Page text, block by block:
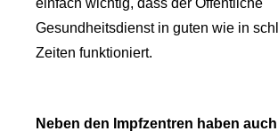
Gesundheitsdienst in guten wie in
Zeiten funktioniert.
Neben den Impfzentren haben